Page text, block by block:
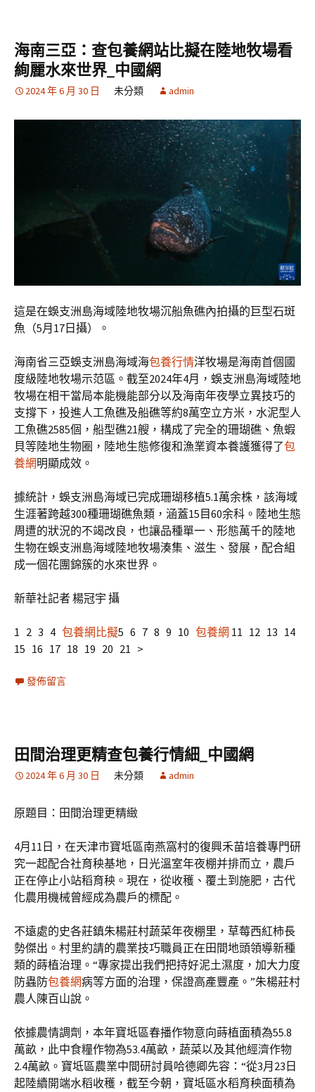
海南三亞：查包養網站比擬在陸地牧場看
絢麗水來世界_中國網
2024 年 6 月 30 日 未分類 admin
這是在蜈支洲島海域陸地牧場沉船魚礁內拍攝的巨型石斑
魚（5月17日攝）。
海南省三亞蜈支洲島海域海包養行情洋牧場是海南首個國
度級陸地牧場示范區。截至2024年4月，蜈支洲島海域陸地
牧場在相干當局本能機能部分以及海南年夜學立異技巧的
支撐下，投進人工魚礁及船礁等約8萬空立方米，水泥型人
工魚礁2585個，船型礁21艘，構成了完全的珊瑚礁、魚蝦
貝等陸地生物圈，陸地生態修復和漁業資本養護獲得了包
養網明顯成效。
據統計，蜈支洲島海域已完成珊瑚移植5.1萬余株，該海域
生涯著跨越300種珊瑚礁魚類，涵蓋15目60余科。陸地生態
周遭的狀況的不竭改良，也讓品種單一、形態萬千的陸地
生物在蜈支洲島海域陸地牧場湊集、滋生、發展，配合組
成一個花團錦簇的水來世界。
新華社記者 楊冠宇 攝
1 2 3 4 包養網比擬5 6 7 8 9 10 包養網 11 12 13 14
15 16 17 18 19 20 21 >
發佈留言
田間治理更精查包養行情細_中國網
2024 年 6 月 30 日 未分類 admin
原題目：田間治理更精緻
4月11日，在天津市寶坻區南燕窩村的復興禾苗培養專門研
究一起配合社育秧基地，日光溫室年夜棚并排而立，農戶
正在停止小站稻育秧。現在，從收穫、覆土到施肥，古代
化農用機械曾經成為農戶的標配。
不遠處的史各莊鎮朱楊莊村蔬菜年夜棚里，草莓西紅柿長
勢傑出。村里約請的農業技巧職員正在田間地頭領導新種
類的蒔植治理。“專家提出我們把持好泥土濕度，加大力度
防蟲防包養網病等方面的治理，保證高產豐產。”朱楊莊村
農人陳百山說。
依據農情調劑，本年寶坻區春播作物意向蒔植面積為55.8
萬畝，此中食糧作物為53.4萬畝，蔬菜以及其他經濟作物
2.4萬畝。寶坻區農業中間研討員哈德卿先容：“從3月23日
起陸續開端水稻收穫，截至今朝，寶坻區水稻育秧面積為